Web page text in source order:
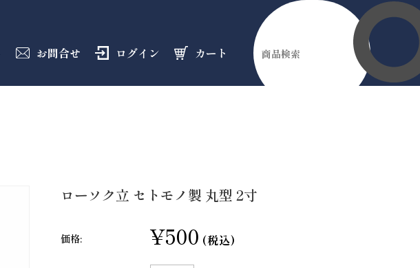
お問合せ ログイン カート
ローソク立 セトモノ製 丸型 2寸
価格: ¥500 (税込)